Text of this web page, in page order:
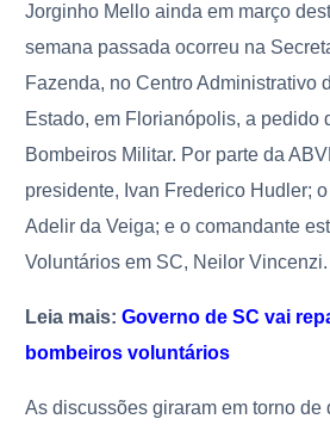
Jorginho Mello ainda em março
semana passada ocorreu na
Fazenda, no Centro Administrativo
Estado, em Florianópolis, a pedido
Bombeiros Militar. Por parte da
presidente, Ivan Frederico Hudler;
Adelir da Veiga; e o comandante
Voluntários em SC, Neilor Vincenzi.
Leia mais:Governo de SC vai
bombeiros voluntários
As discussões giraram em torno de